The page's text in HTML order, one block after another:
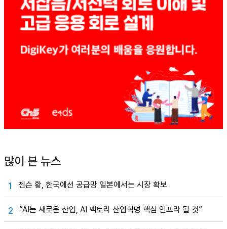
많이 본 뉴스
1 젠슨 황, 한국에선 공급망 일본에서는 시장 확보
2 “AI는 새로운 산업, AI 팩토리 산업혁명 핵심 인프라 될 것”